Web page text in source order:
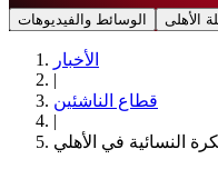
الوسائط والفيديوهات
الأهلى
الأخبار
|
قطاع الناشئين
|
النسائية في الأهلي